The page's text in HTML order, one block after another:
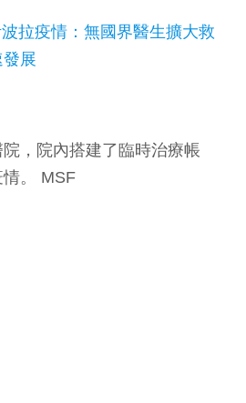
，院內搭建了臨時治療帳
。 MSF